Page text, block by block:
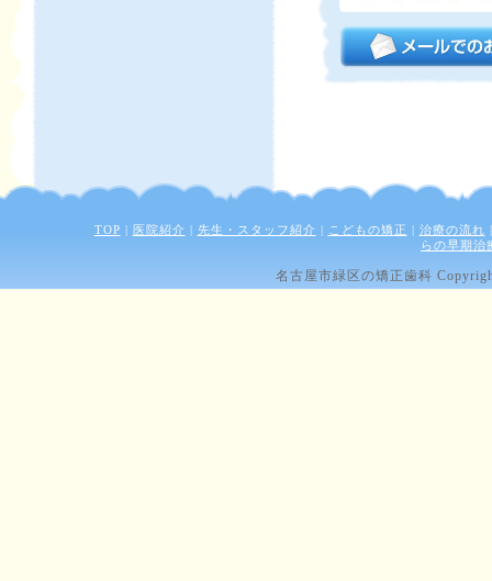
TOP | 医院紹介 | 先生・スタッフ紹介 | こどもの矯正 | 治療の流れ |
らの早期治
名古屋市緑区の矯正歯科